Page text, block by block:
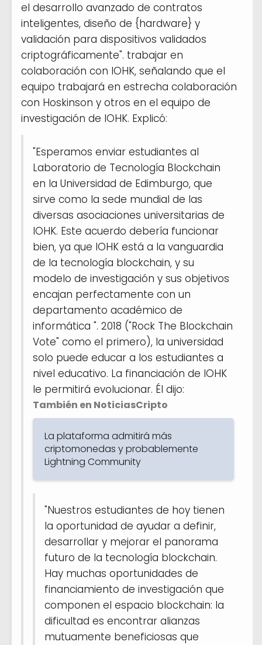
el desarrollo avanzado de contratos
inteligentes, diseño de {hardware} y
validación para dispositivos validados
criptográficamente". trabajar en
colaboración con IOHK, señalando que el
equipo trabajará en estrecha colaboración
con Hoskinson y otros en el equipo de
investigación de IOHK. Explicó:
"Esperamos enviar estudiantes al
Laboratorio de Tecnología Blockchain
en la Universidad de Edimburgo, que
sirve como la sede mundial de las
diversas asociaciones universitarias de
IOHK. Este acuerdo debería funcionar
bien, ya que IOHK está a la vanguardia
de la tecnología blockchain, y su
modelo de investigación y sus objetivos
encajan perfectamente con un
departamento académico de
informática ". 2018 ("Rock The Blockchain
Vote" como el primero), la universidad
solo puede educar a los estudiantes a
nivel educativo. La financiación de IOHK
le permitirá evolucionar. Él dijo:
También en NoticiasCripto
La plataforma admitirá más
criptomonedas y probablemente
Lightning Community
"Nuestros estudiantes de hoy tienen
la oportunidad de ayudar a definir,
desarrollar y mejorar el panorama
futuro de la tecnología blockchain.
Hay muchas oportunidades de
financiamiento de investigación que
componen el espacio blockchain: la
dificultad es encontrar alianzas
mutuamente beneficiosas que